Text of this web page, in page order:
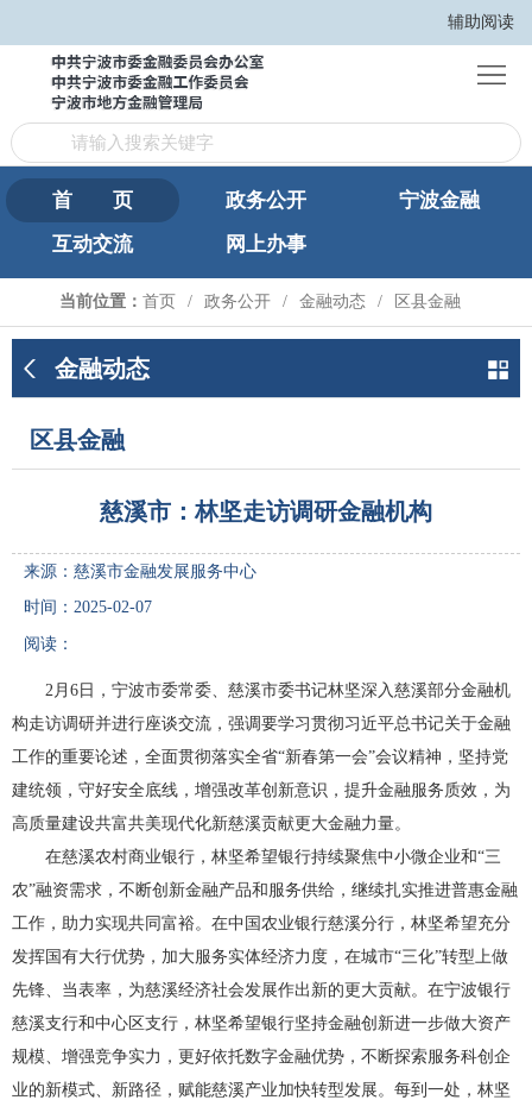
辅助阅读
务
公
宁
波
互 首 页 政务公开
宁波金融
互动交流
网上办事
当前位置： 首页 政务公开 金融动态 区县金融
金融动态
区县金融
慈溪市：林坚走访调研金融机构
来源：慈溪市金融发展服务中心
时间：2025-02-07
阅读：
2月6日，宁波市委常委、慈溪市委书记林坚深入慈溪部分金融机
构走访调研并进行座谈交流，强调要学习贯彻习近平总书记关于金融
工作的重要论述，全面贯彻落实全省“新春第一会”会议精神，坚持党
建统领，守好安全底线，增强改革创新意识，提升金融服务质效，为
高质量建设共富共美现代化新慈溪贡献更大金融力量。
在慈溪农村商业银行，林坚希望银行持续聚焦中小微企业和“三
农”融资需求，不断创新金融产品和服务供给，继续扎实推进普惠金融
工作，助力实现共同富裕。在中国农业银行慈溪分行，林坚希望充分
发挥国有大行优势，加大服务实体经济力度，在城市“三化”转型上做
先锋、当表率，为慈溪经济社会发展作出新的更大贡献。在宁波银行
慈溪支行和中心区支行，林坚希望银行坚持金融创新进一步做大资产
规模、增强竞争实力，更好依托数字金融优势，不断探索服务科创企
业的新模式、新路径，赋能慈溪产业加快转型发展。每到一处，林坚